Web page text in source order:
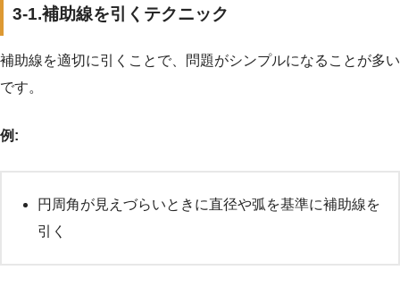
3-1.補助線を引くテクニック
補助線を適切に引くことで、問題がシンプルになることが多い
です。
例:
円周角が見えづらいときに直径や弧を基準に補助線を
引く